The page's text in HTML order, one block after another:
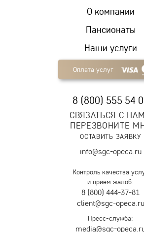
Пансионаты
Наши услуги
О компании
Оплата услуг
8 (800) 555 54
СВЯЗАТЬСЯ С
ПЕРЕЗВОНИТЕ
ОСТАВИТЬ ЗАЯВКУ
info@sgc-opeca.ru
Контроль качества
и прием жалоб:
8 (800) 444-37-81
client@sgc-opeca.ru
Пресс-служба:
media@sgc-